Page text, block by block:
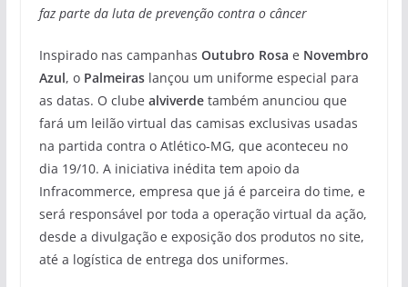
faz parte da luta de prevenção contra o câncer
Inspirado nas campanhas Outubro Rosa e Novembro
Azul, o Palmeiraslançou um uniforme especial para
as datas. O clube alviverdetambém anunciou que
fará um leilão virtual das camisas exclusivas usadas
na partida contra o Atlético-MG, que aconteceu no
dia 19/10. A iniciativa inédita tem apoio da
Infracommerce, empresa que já é parceira do time, e
será responsável por toda a operação virtual da ação,
desde a divulgação e exposição dos produtos no site,
até a logística de entrega dos uniformes.